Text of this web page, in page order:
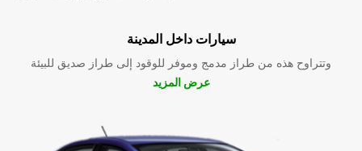
سيارات داخل المدينة
وتتراوح هذه من طراز مدمج وموفر للوقود إلى طراز صديق للبيئة
عرض المزيد